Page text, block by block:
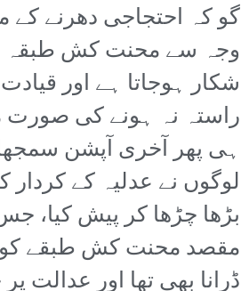
گو کہ احتجاجی دھرنے
وجہ سے محنت کش طبقہ
شکار ہوجاتا ہے اور
راستہ نہ ہونے کی صورت
ہی پھر آخری آپشن
لوگوں نے عدلیہ کے کردار
بڑھا چڑھا کر پیش کیا،
مقصد محنت کش طبقے
ڈرانا بھی تھا اور عدالت